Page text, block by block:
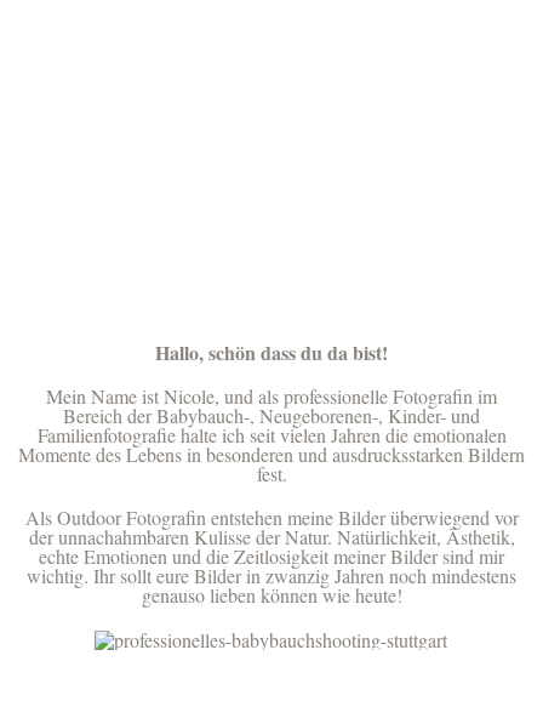
Hallo, schön dass du da bist!
Mein Name ist Nicole, und als professionelle Fotografin im
Bereich der Babybauch-, Neugeborenen-, Kinder- und
Familienfotografie halte ich seit vielen Jahren die emotionalen
Momente des Lebens in besonderen und ausdrucksstarken Bildern
fest.
Als Outdoor Fotografin entstehen meine Bilder überwiegend vor
der unnachahmbaren Kulisse der Natur. Natürlichkeit, Ästhetik,
echte Emotionen und die Zeitlosigkeit meiner Bilder sind mir
wichtig. Ihr sollt eure Bilder in zwanzig Jahren noch mindestens
genauso lieben können wie heute!